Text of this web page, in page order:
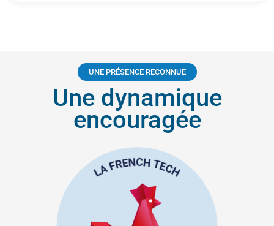
UNE PRÉSENCE RECONNUE
Une dynamique
encouragée